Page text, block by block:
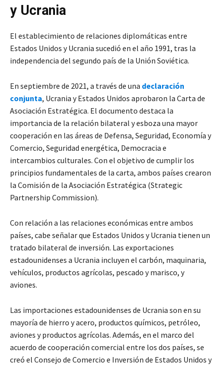
y Ucrania
El establecimiento de relaciones diplomáticas entre
Estados Unidos y Ucrania sucedió en el año 1991, tras la
independencia del segundo país de la Unión Soviética.
En septiembre de 2021, a través de una declaración
conjunta, Ucrania y Estados Unidos aprobaron la Carta de
Asociación Estratégica. El documento destaca la
importancia de la relación bilateral y esboza una mayor
cooperación en las áreas de Defensa, Seguridad, Economía y
Comercio, Seguridad energética, Democracia e
intercambios culturales. Con el objetivo de cumplir los
principios fundamentales de la carta, ambos países crearon
la Comisión de la Asociación Estratégica (Strategic
Partnership Commission).
Con relación a las relaciones económicas entre ambos
países, cabe señalar que Estados Unidos y Ucrania tienen un
tratado bilateral de inversión. Las exportaciones
estadounidenses a Ucrania incluyen el carbón, maquinaria,
vehículos, productos agrícolas, pescado y marisco, y
aviones.
Las importaciones estadounidenses de Ucrania son en su
mayoría de hierro y acero, productos químicos, petróleo,
aviones y productos agrícolas. Además, en el marco del
acuerdo de cooperación comercial entre los dos países, se
creó el Consejo de Comercio e Inversión de Estados Unidos y